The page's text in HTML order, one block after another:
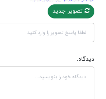
تصویر جدید
دیدگاه: